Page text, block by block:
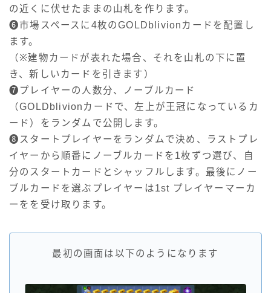
の近くに伏せたままの山札を作ります。
❻市場スペースに4枚のGOLDblivionカードを配置し
ます。
（※建物カードが表れた場合、それを山札の下に置
き、新しいカードを引きます）
❼プレイヤーの人数分、ノーブルカード
（GOLDblivionカードで、左上が王冠になっているカ
ード）をランダムで公開します。
❽スタートプレイヤーをランダムで決め、ラストプレ
イヤーから順番にノーブルカードを1枚ずつ選び、自
分のスタートカードとシャッフルします。最後にノー
ブルカードを選ぶプレイヤーは1st プレイヤーマーカ
ーをを受け取ります。
最初の画面は以下のようになります